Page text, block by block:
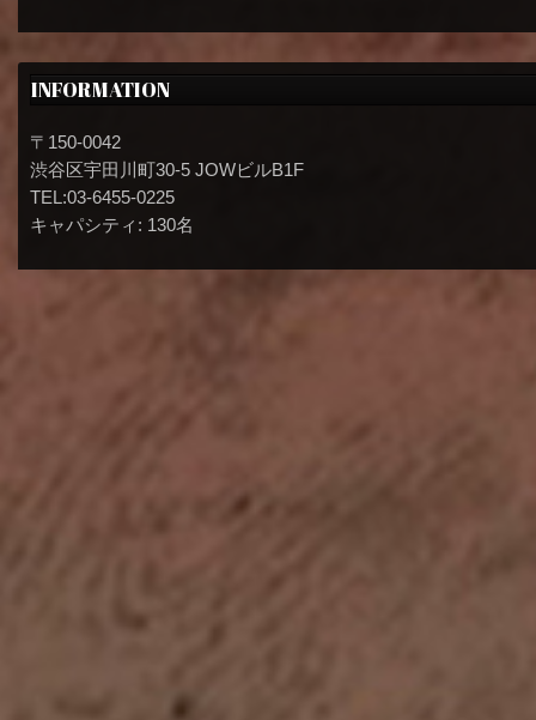
INFORMATION
〒150-0042
渋谷区宇田川町30-5 JOWビルB1F
TEL:03-6455-0225
キャパシティ: 130名